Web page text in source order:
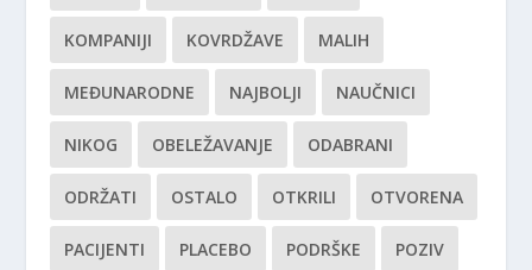
KOMPANIJI KOVRDŽAVE MALIH
MEĐUNARODNE NAJBOLJI NAUČNICI
NIKOG OBELEŽAVANJE ODABRANI
ODRŽATI OSTALO OTKRILI OTVORENA
PACIJENTI PLACEBO PODRŠKE POZIV